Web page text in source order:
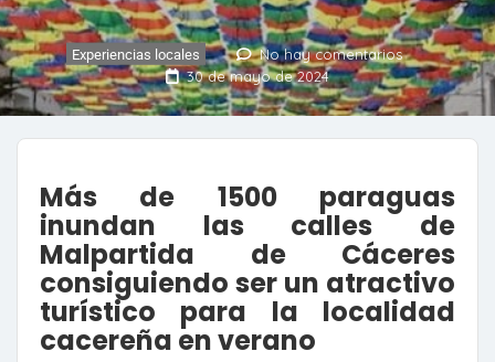
Experiencias locales
No hay comentarios
30 de mayo de 2024
Más de 1500 paraguas
inundan las calles de
Malpartida de Cáceres
consiguiendo ser un atractivo
turístico para la localidad
cacereña en verano